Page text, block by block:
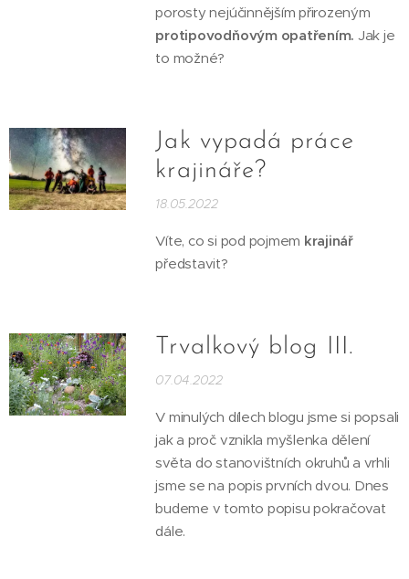
porosty nejúčinnějším přirozeným
protipovodňovým opatřením. Jak je
to možné?
Jak vypadá práce
krajináře?
18.05.2022
Víte, co si pod pojmem krajinář
představit?
Trvalkový blog III.
07.04.2022
V minulých dílech blogu jsme si popsali
jak a proč vznikla myšlenka dělení
světa do stanovištních okruhů a vrhli
jsme se na popis prvních dvou. Dnes
budeme v tomto popisu pokračovat
dále.